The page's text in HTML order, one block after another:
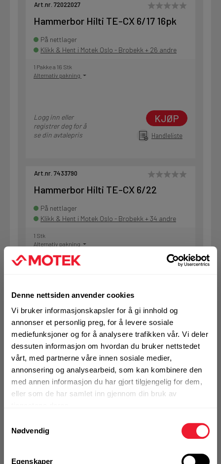
Denne nettsiden anvender cookies
Vi bruker informasjonskapsler for å gi innhold og
annonser et personlig preg, for å levere sosiale
mediefunksjoner og for å analysere trafikken vår. Vi deler
dessuten informasjon om hvordan du bruker nettstedet
vårt, med partnerne våre innen sosiale medier,
annonsering og analysearbeid, som kan kombinere den
med annen informasjon du har gjort tilgjengelig for dem,
eller som de har samlet inn gjennom din bruk av
Nødvendig
Egenskaper
Art.nr. 72022027
Hammerbor Hilti TE-CX 6/17 16pk
På nettlager
Klikk & Hent i Motek Oslo - Brobekk + 26 andre
1 Pakke a 16 Stk
Alternativ pakning
Logg inn eller
registrer deg for å
se din avtalepris
KJØP
Handleliste
Art.nr. 7433790
Hammerbor Hilti TE-CX 6/22
På nettlager
Klikk & Hent i Motek Oslo - Brobekk + 34 andre
1 Stk
Alternativ pakning
registrer deg for å
Art.nr. 72021999
Hammerbor Hilti TE-CX 6/22 8pk
På nettlager
Klikk & Hent i Motek Arendal + 16 andre